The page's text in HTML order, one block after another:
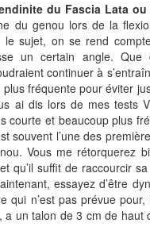
du Fascia Lata ou
du genou lors de la
le sujet, on se rend
un certain angle.
continuer à
fréquente pour éviter
ai dis lors de mes tests
courte et beaucoup plus
souvent l’une des
Vous me rétorquerez
qu’il suffit de raccourcir
essayez d’être
qui n’est pas prévue
a un talon de 3 cm de